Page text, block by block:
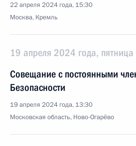
22 апреля 2024 года, 15:30
Москва, Кремль
19 апреля 2024 года, пятница
Совещание с постоянными
Безопасности
19 апреля 2024 года, 13:30
Московская область, Ново-Огарёво